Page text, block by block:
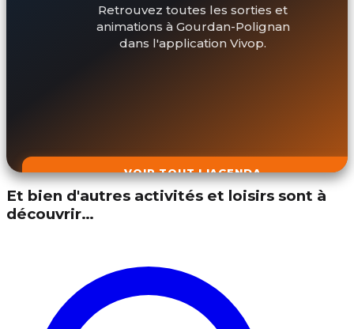
Retrouvez toutes les sorties et
animations à Gourdan-Polignan
dans l'application Vivop.
VOIR TOUT L'AGENDA
Et bien d'autres activités et loisirs sont à
découvrir…